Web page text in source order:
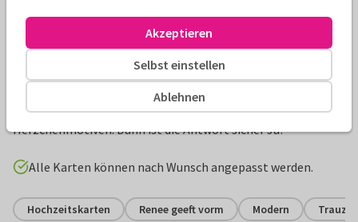
Produktinformation
Trauzeugin gesucht? Frage es mit dieser Karte mit
Herzchenmotiven. Dann ist die Antwort sicher Ja!
Alle Karten können nach Wunsch angepasst werden.
Hochzeitskarten Renee geeft vorm Modern
Ablehnen
Selbst einstellen
Akzeptieren